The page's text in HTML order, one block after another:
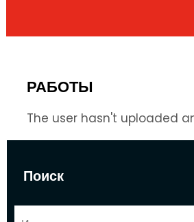
Поиск
РАБОТЫ
The user hasn't uploaded